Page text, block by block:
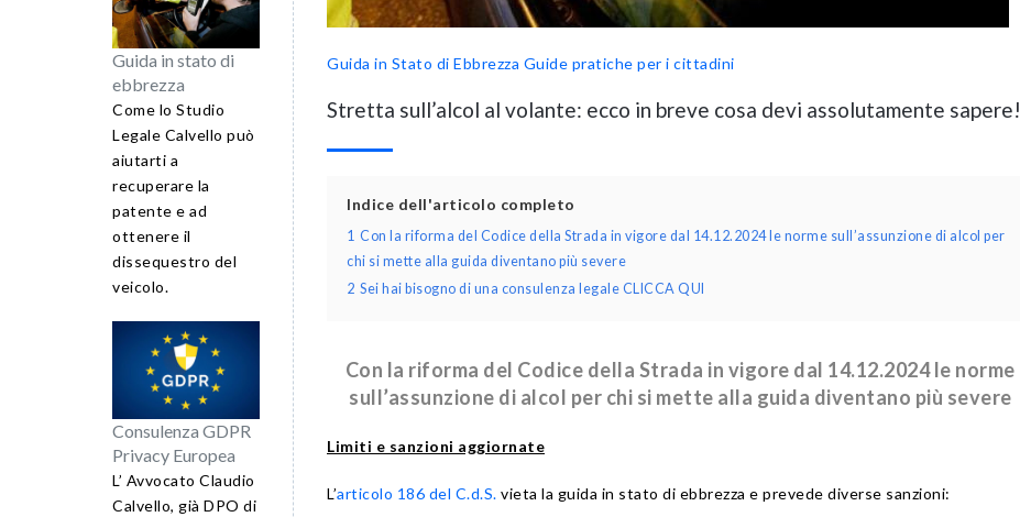
Guida in stato di
ebbrezza
Come lo Studio
Legale Calvello può
aiutarti a
recuperare la
patente e ad
ottenere il
dissequestro del
veicolo.
Consulenza GDPR
Privacy Europea
L’ Avvocato Claudio
Calvello, già DPO di
Guida in Stato di Ebbrezza Guide pratiche per i cittadini
Stretta sull’alcol al volante: ecco in breve cosa devi assolutamente sapere!
Indice dell'articolo completo
1 Con la riforma del Codice della Strada in vigore dal 14.12.2024 le norme sull’assunzione di alcol per
chi si mette alla guida diventano più severe
2 Sei hai bisogno di una consulenza legale CLICCA QUI
Con la riforma del Codice della Strada in vigore dal 14.12.2024 le norme
sull’assunzione di alcol per chi si mette alla guida diventano più severe
Limiti e sanzioni aggiornate
L’articolo 186 del C.d.S. vieta la guida in stato di ebbrezza e prevede diverse sanzioni: